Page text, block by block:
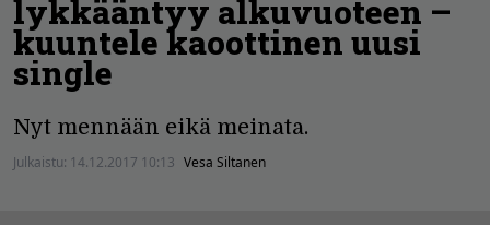
lykkääntyy alkuvuoteen –
kuuntele kaoottinen uusi
single
Nyt mennään eikä meinata.
Julkaistu: 14.12.2017 10:13 Vesa Siltanen